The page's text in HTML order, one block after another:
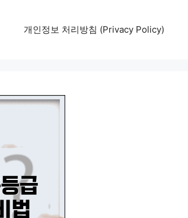
개인정보 처리방침 (Privacy Policy)